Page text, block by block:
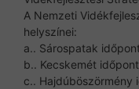
A Nemzeti
helyszínei:
a.. Sárospatak
b.. Kecskemét
c.. Hajdúböszörmény